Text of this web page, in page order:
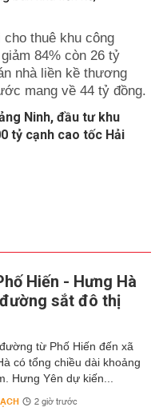
cho thuê khu công
84% còn 26 tỷ
nhà liền kề thương
mang về 44 tỷ đồng.
Ninh, đầu tư khu
tỷ cạnh cao tốc Hải
Hiến - Hưng Hà
sắt đô thị
từ Phố Hiến đến xã
có tổng chiều dài khoảng
Hưng Yên dự kiến...
2 giờ trước